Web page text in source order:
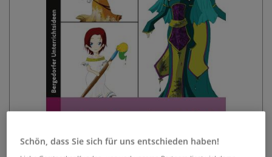
Schön, dass Sie sich für uns entschieden haben!